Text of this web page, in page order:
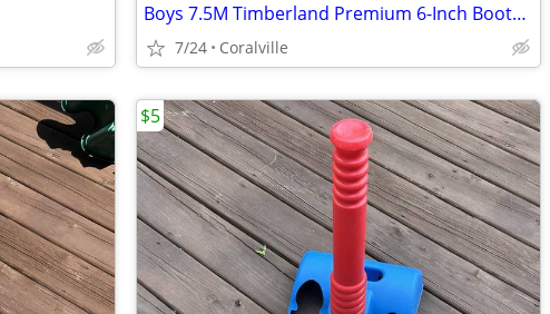
Boys 7.5M Timberland Premium 6-Inch Boots, Leather
7/24 Coralville
$5